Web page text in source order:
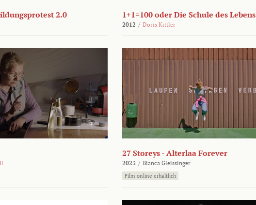
2.0 1+1=100 oder Die Schule des Lebens
2012 / Doris Kittler
27 Storeys - Alterlaa Forever
2023 / Bianca Gleissinger
Film online erhältlich